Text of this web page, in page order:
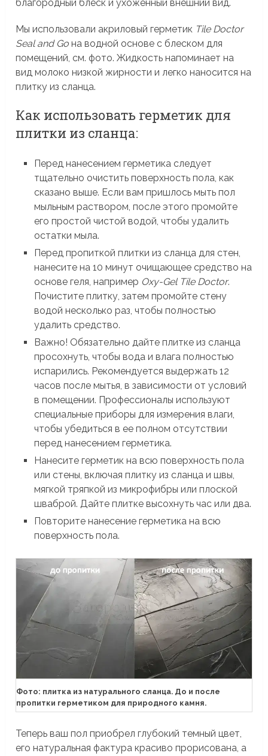
благородный блеск и ухоженный внешний вид.
Мы использовали акриловый герметик Tile Doctor
Seal and Go на водной основе с блеском для
помещений, см. фото. Жидкость напоминает на
вид молоко низкой жирности и легко наносится на
плитку из сланца.
Как использовать герметик для
плитки из сланца:
Перед нанесением герметика следует
тщательно очистить поверхность пола, как
сказано выше. Если вам пришлось мыть пол
мыльным раствором, после этого промойте
его простой чистой водой, чтобы удалить
остатки мыла.
Перед пропиткой плитки из сланца для стен,
нанесите на 10 минут очищающее средство на
основе геля, например Oxy-Gel Tile Doctor.
Почистите плитку, затем промойте стену
водой несколько раз, чтобы полностью
удалить средство.
Важно! Обязательно дайте плитке из сланца
просохнуть, чтобы вода и влага полностью
испарились. Рекомендуется выдержать 12
часов после мытья, в зависимости от условий
в помещении. Профессионалы используют
специальные приборы для измерения влаги,
чтобы убедиться в ее полном отсутствии
перед нанесением герметика.
Нанесите герметик на всю поверхность пола
или стены, включая плитку из сланца и швы,
мягкой тряпкой из микрофибры или плоской
шваброй. Дайте плитке высохнуть час или два.
Повторите нанесение герметика на всю
поверхность пола.
Фото: плитка из натурального сланца. До и после
пропитки герметиком для природного камня.
Теперь ваш пол приобрел глубокий темный цвет,
его натуральная фактура красиво прорисована, а